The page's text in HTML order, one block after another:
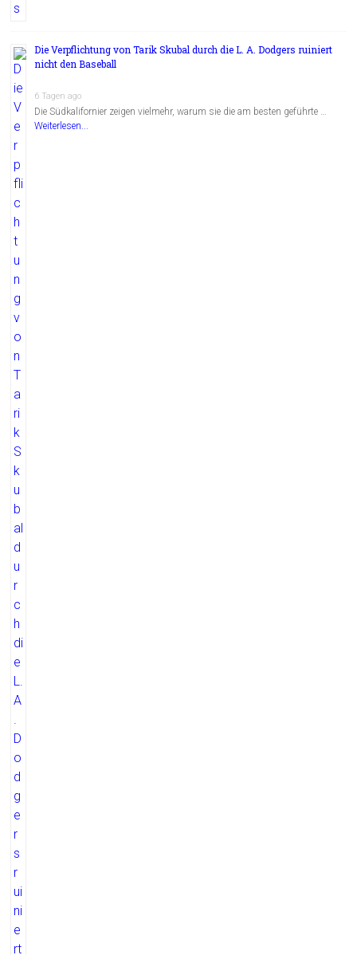
Die Verpflichtung von Tarik Skubal durch die L. A. Dodgers ruiniert
nicht den Baseball
6 Tagen ago
Die Südkalifornier zeigen vielmehr, warum sie die am besten geführte …
Weiterlesen...